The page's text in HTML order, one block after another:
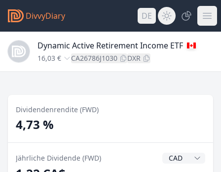
DivvyDiary DE
Dynamic Active Retirement Income ETF
16,03 € CA26786J1030 DXR
Dividendenrendite (FWD)
4,73 %
Jährliche Dividende (FWD)